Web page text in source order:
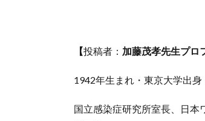
【投稿者： 加藤茂孝先生プロ
1942年生まれ・東京大学出身
国立感染症研究所室長、日本